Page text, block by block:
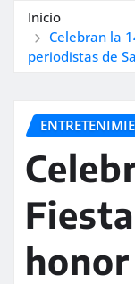
Inicio
Celebran la
periodistas de